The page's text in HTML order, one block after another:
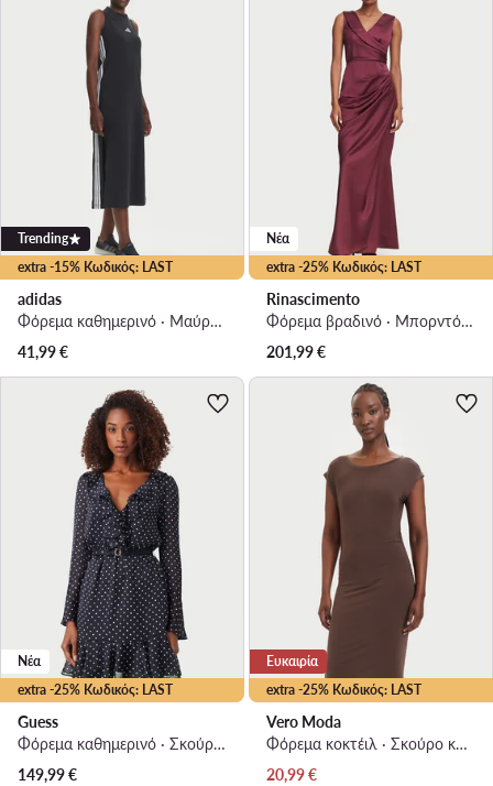
extra -15% Κωδικός: LAST
Trending
adidas
Φόρεμα καθημερινό · Μαύρο · Midi
41,99€
extra -25% Κωδικός: LAST
Νέα
Rinascimento
Φόρεμα βραδινό · Μπορντό · Maxi
201,99€
extra -25% Κωδικός: LAST
Νέα
Guess
Φόρεμα καθημερινό · Σκούρο μπλε · Mini
149,99€
extra -25% Κωδικός: LAST
Ευκαιρία
Vero Moda
Φόρεμα κοκτέιλ · Σκούρο καφέ · Mini
Τρέχουσα τιμή
20,99€